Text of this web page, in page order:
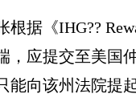
《IHG??
应提交至美国
向该州法院提起